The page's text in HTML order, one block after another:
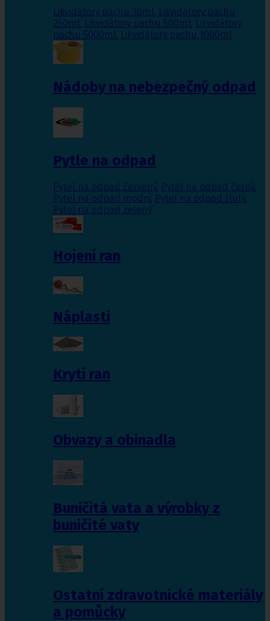
Likvidátory pachu 30ml, Likvidátory pachu
250ml, Likvidátory pachu 500ml, Likvidátory
pachu 5000ml, Likvidátory pachu 1000ml
Nádoby na nebezpečný odpad
Pytle na odpad
Pytel na odpad červený, Pytel na odpad černý,
Pytel na odpad modrý, Pytel na odpad žlutý,
Pytel na odpad zelený
Hojení ran
Náplasti
Krytí ran
Obvazy a obinadla
Buničitá vata a výrobky z
buničité vaty
Ostatní zdravotnické materiály
a pomůcky